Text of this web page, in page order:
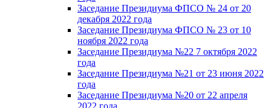
Заседание Президиума ФПСО № 24 от 20
декабря 2022 года
Заседание Президиума ФПСО № 23 от 10
ноября 2022 года
Заседание Президиума №22 7 октября 2022
года
Заседание Президиума №21 от 23 июня 2022
года
Заседание Президиума №20 от 22 апреля
2022 года